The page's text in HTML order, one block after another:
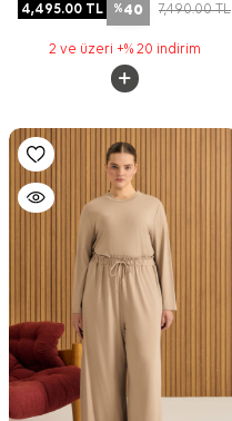
4,495.00 TL %40 7,490.00TL
2 ve üzeri +% 20 indirim